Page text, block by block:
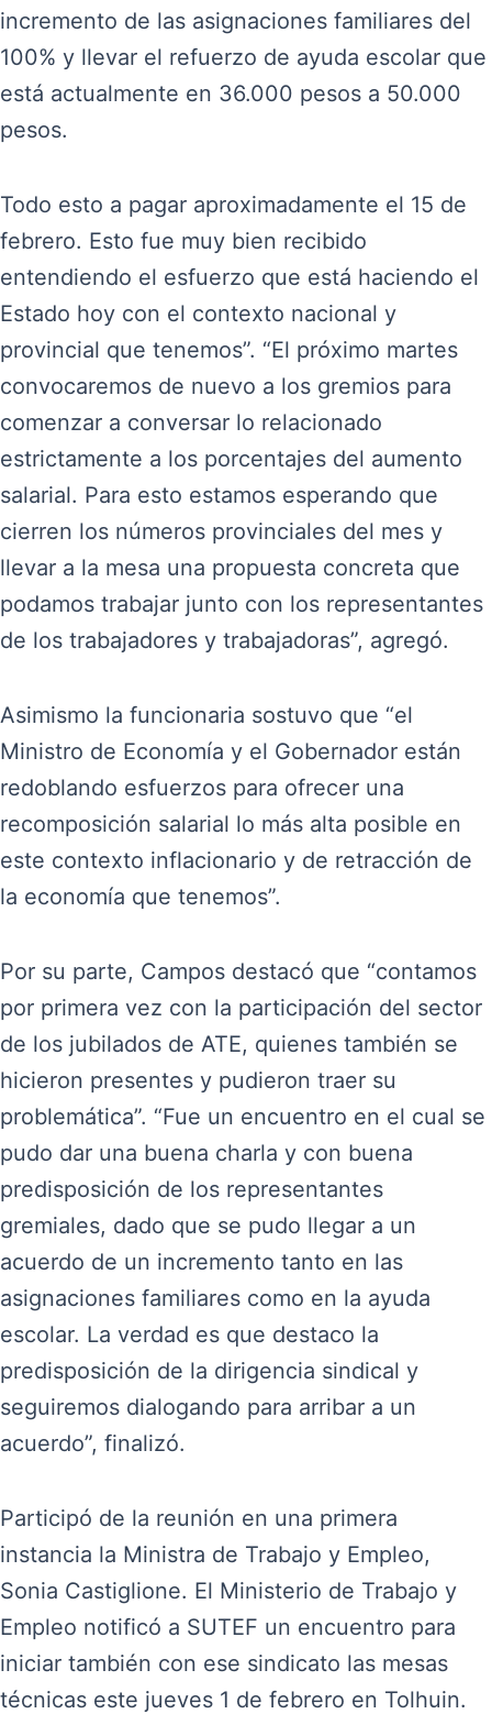
incremento de las asignaciones familiares del
100% y llevar el refuerzo de ayuda escolar que
está actualmente en 36.000 pesos a 50.000
pesos.
Todo esto a pagar aproximadamente el 15 de
febrero. Esto fue muy bien recibido
entendiendo el esfuerzo que está haciendo el
Estado hoy con el contexto nacional y
provincial que tenemos”. “El próximo martes
convocaremos de nuevo a los gremios para
comenzar a conversar lo relacionado
estrictamente a los porcentajes del aumento
salarial. Para esto estamos esperando que
cierren los números provinciales del mes y
llevar a la mesa una propuesta concreta que
podamos trabajar junto con los representantes
de los trabajadores y trabajadoras”, agregó.
Asimismo la funcionaria sostuvo que “el
Ministro de Economía y el Gobernador están
redoblando esfuerzos para ofrecer una
recomposición salarial lo más alta posible en
este contexto inflacionario y de retracción de
la economía que tenemos”.
Por su parte, Campos destacó que “contamos
por primera vez con la participación del sector
de los jubilados de ATE, quienes también se
hicieron presentes y pudieron traer su
problemática”. “Fue un encuentro en el cual se
pudo dar una buena charla y con buena
predisposición de los representantes
gremiales, dado que se pudo llegar a un
acuerdo de un incremento tanto en las
asignaciones familiares como en la ayuda
escolar. La verdad es que destaco la
predisposición de la dirigencia sindical y
seguiremos dialogando para arribar a un
acuerdo”, finalizó.
Participó de la reunión en una primera
instancia la Ministra de Trabajo y Empleo,
Sonia Castiglione. El Ministerio de Trabajo y
Empleo notificó a SUTEF un encuentro para
iniciar también con ese sindicato las mesas
técnicas este jueves 1 de febrero en Tolhuin.